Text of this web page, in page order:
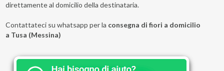
direttamente al domicilio della destinataria.
Contattateci su whatsapp per la consegna di fiori a domicilio
a Tusa (Messina)